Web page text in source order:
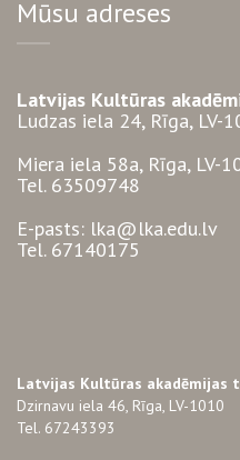
Mūsu adreses
Latvijas Kultūras
Ludzas iela 24, Rīga, LV-
Miera iela 58a, Rīga, LV-
Tel. 63509748
E-pasts: lka@lka.edu.lv
Tel. 67140175
Latvijas Kultūras akadēmijas
Dzirnavu iela 46, Rīga, LV-1010
Tel. 67243393